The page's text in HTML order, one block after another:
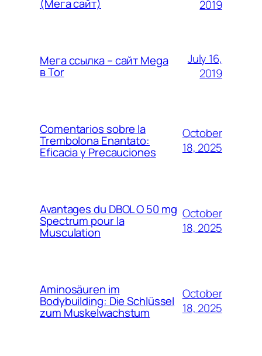
(Мега сайт)
2019
Мега ссылка – сайт Mega
в Tor
July 16,
2019
Comentarios sobre la
Trembolona Enantato:
Eficacia y Precauciones
October
18, 2025
Avantages du DBOL O 50 mg
Spectrum pour la
Musculation
October
18, 2025
Aminosäuren im
Bodybuilding: Die Schlüssel
zum Muskelwachstum
October
18, 2025